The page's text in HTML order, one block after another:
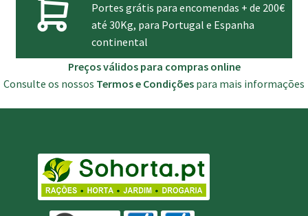
Portes grátis para encomendas + de 200€
até 30Kg, para Portugal e Espanha
continental
Preços válidos para compras online
Consulte os nossos Termos e Condições para mais informações